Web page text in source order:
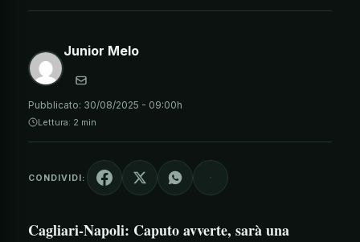
Junior Melo
Pubblicato: 30/08/2025 - 09:00h
Lettura: 2 min
CONDIVIDI:
Cagliari-Napoli: Caputo avverte, sarà una